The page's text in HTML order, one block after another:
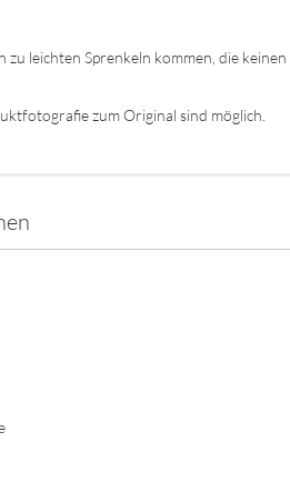
leichten Sprenkeln kommen, die keinen
zum Original sind möglich.